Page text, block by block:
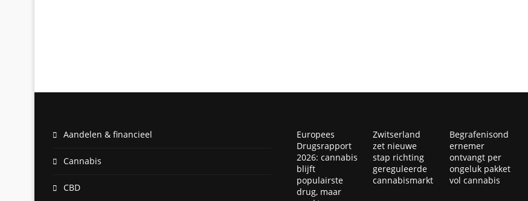
Aandelen & financieel
Cannabis
CBD
Europees
Drugsrapport
2026: cannabis
blijft
populairste
drug, maar
Zwitserland
zet nieuwe
stap richting
gereguleerde
cannabismarkt
Begrafenisond
ernemer
ontvangt per
ongeluk pakket
vol cannabis